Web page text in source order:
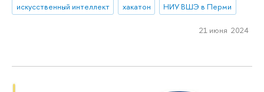
искусственный интеллект
хакатон НИУ ВШЭ в Перми
21 июня 2024